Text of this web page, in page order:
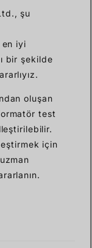
şu
en iyi
bir şekilde
oluşan
test
için